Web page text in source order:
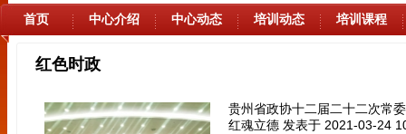
首页 中心介绍 中心动态 培训动态 培训课程
红色时政
贵州省政协十二届二十二次常
红魂立德 发表于 2021-03-24